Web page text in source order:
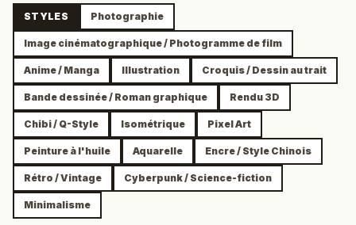
STYLES Photographie
Image cinématographique / Photogramme de film
Anime / Manga Illustration Croquis / Dessin au trait
Bande dessinée / Roman graphique Rendu 3D
Chibi / Q-Style Isométrique Pixel Art
Peinture à l'huile Aquarelle Encre / Style Chinois
Rétro / Vintage Cyberpunk / Science-fiction
Minimalisme